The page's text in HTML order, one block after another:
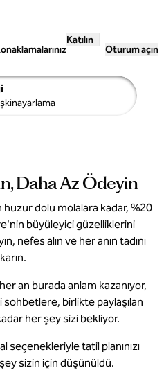
Katılın
Oturum açın
bir tarih, 1 oda, 1 yetişkin
Daha Az Ödeyin
dolu molalara kadar, %20
büyüleyici güzelliklerini
nefes alın ve her anın tadını
an burada anlam kazanıyor,
birlikte paylaşılan
her şey sizi bekliyor.
seçenekleriyle tatil planınızı
sizin için düşünüldü.